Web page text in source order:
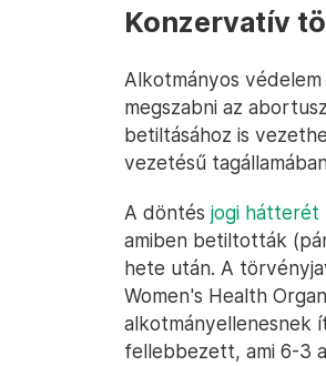
Konzervatív
Alkotmányos
megszabni az
betiltásához is
vezetésű
A döntés jogi hátterét
amiben betiltották
hete után. A
Women's Health
alkotmányellenesnek
fellebbezett, ami 6-3